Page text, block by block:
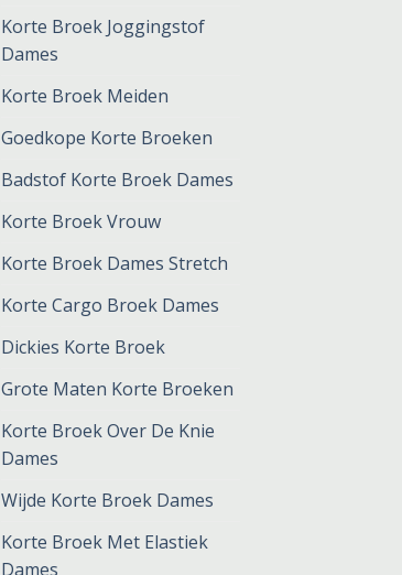
Korte Broek Joggingstof
Dames
Korte Broek Meiden
Goedkope Korte Broeken
Badstof Korte Broek Dames
Korte Broek Vrouw
Korte Broek Dames Stretch
Korte Cargo Broek Dames
Dickies Korte Broek
Grote Maten Korte Broeken
Korte Broek Over De Knie
Dames
Wijde Korte Broek Dames
Korte Broek Met Elastiek
Dames